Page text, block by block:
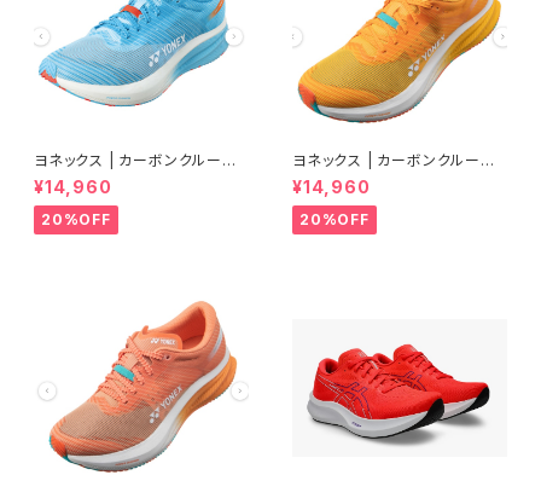
ヨネックス | カーボンクルーズ
エアラス | セルリアンブルー |
Men
¥14,960
20%OFF
ヨネックス | カーボンクルーズ
エアラス | マンゴー | Men
¥14,960
20%OFF